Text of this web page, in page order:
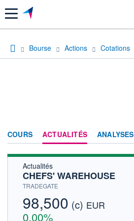
Menu
Bourse Actions Cotations
COURS ACTUALITÉS ANALYSES
Actualités
CHEFS' WAREHOUSE
TRADEGATE
98,500 (c) EUR
0,00%